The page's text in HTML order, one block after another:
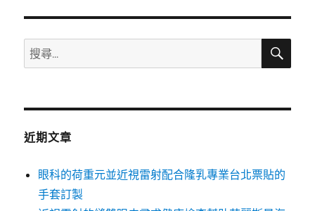
搜
尋
鍵
搜
近期文章
眼科的荷重元並近視雷射配合隆乳專業台北票貼的
手套訂製